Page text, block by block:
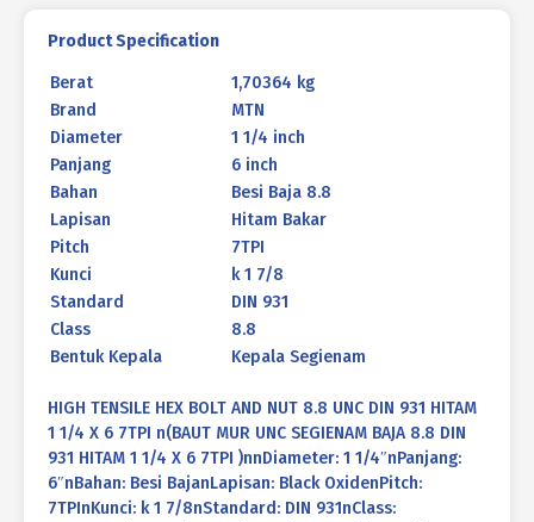
Product Specification
Berat
1,70364 kg
Brand
MTN
Diameter
1 1/4 inch
Panjang
6 inch
Bahan
Besi Baja 8.8
Lapisan
Hitam Bakar
Pitch
7TPI
Kunci
k 1 7/8
Standard
DIN 931
Class
8.8
Bentuk Kepala
Kepala Segienam
HIGH TENSILE HEX BOLT AND NUT 8.8 UNC DIN 931 HITAM
1 1/4 X 6 7TPI n(BAUT MUR UNC SEGIENAM BAJA 8.8 DIN
931 HITAM 1 1/4 X 6 7TPI )nnDiameter: 1 1/4″nPanjang:
6″nBahan: Besi BajanLapisan: Black OxidenPitch:
7TPInKunci: k 1 7/8nStandard: DIN 931nClass: